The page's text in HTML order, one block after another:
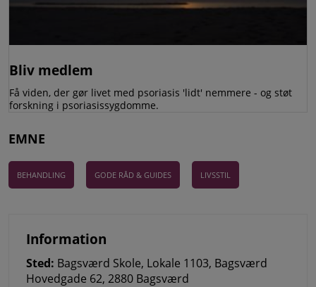
Bliv medlem
Få viden, der gør livet med psoriasis 'lidt' nemmere - og støt
forskning i psoriasissygdomme.
EMNE
BEHANDLING GODE RÅD & GUIDES LIVSSTIL
Information
Sted Bagsværd Skole, Lokale 1103, Bagsværd
Hovedgade 62, 2880 Bagsværd